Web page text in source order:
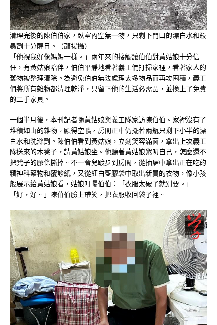
清理完後的陳伯伯家，臥室內空無一物，只剩下門口的漂白水和殺
蟲劑十分醒目。（龍揚攝）
「他視我好像媽媽一樣。」兩年來的接觸讓伯伯對黃姑娘十分信
任，有黃姑娘陪伴，伯伯平靜地看著義工們打掃家裡，看著家人的
舊物被整理清除。為避免伯伯無法處理太多物品而再次囤積，義工
們將所有雜物都清理乾淨，只留下他的生活必需品，並換上了免費
的二手家具。
一個半月後，本刊記者隨黃姑娘與義工隊家訪陳伯伯。家裡沒有了
堆積如山的雜物，顯得空曠，房間正中仍擺著兩瓶只剩下小半的漂
白水和洗滌劑。陳伯伯看到黃姑娘，立刻笑容滿面，拿出上次義工
隊送來的木凳子，請黃姑娘坐。他聽著黃姑娘絮叨自己，怎麼還不
把凳子的膠條撕掉。不一會兒踱步到房間，從抽屜中拿出正在吃的
精神科藥物和覆診紙，又從紅白藍膠袋中取出新買的衣物，像小孩
般展示給黃姑娘看，姑娘叮囑伯伯：「衣服太破了就別要。」
「好，好。」陳伯伯臉上帶笑，把衣服收回袋子裡。